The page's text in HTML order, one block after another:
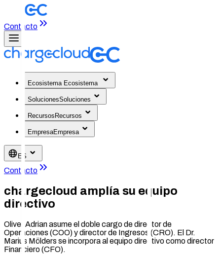
Contacto
Ecosistema Ecosistema
SolucionesSoluciones
Recursos Recursos
EmpresaEmpresa
ES
Contacto
chargecloud amplía su equipo
directivo
Oliver Adrian asume el doble cargo de director de
Operaciones (COO) y director de Ingresos (CRO). El Dr.
Marius Mölders se incorpora al equipo directivo como director
Financiero (CFO).